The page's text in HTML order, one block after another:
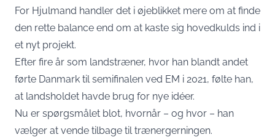
For Hjulmand handler det i øjeblikket mere om at finde
den rette balance end om at kaste sig hovedkulds ind i
et nyt projekt.
Efter fire år som landstræner, hvor han blandt andet
førte Danmark til semifinalen ved EM i 2021, følte han,
at landsholdet havde brug for nye idéer.
Nu er spørgsmålet blot, hvornår – og hvor – han
vælger at vende tilbage til trænergerningen.